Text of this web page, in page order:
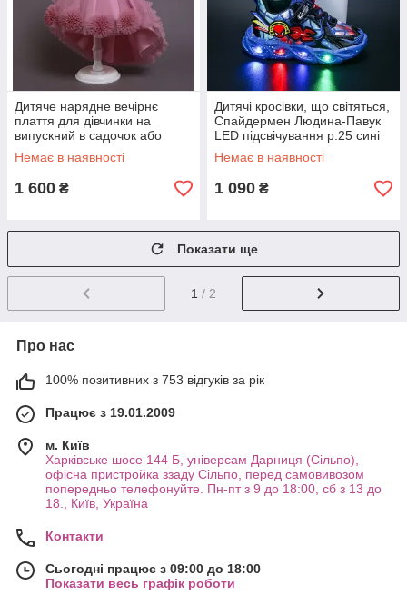
Дитяче нарядне вечірнє
плаття для дівчинки на
випускний в садочок або
школу на Happy Keni р.110
см лілове
Немає в наявності
1 600 ₴
Дитячі кросівки, що світяться,
Спайдермен Людина-Павук
LED підсвічування р.25 сині
Немає в наявності
1 090 ₴
Показати ще
1 / 2
Про нас
100% позитивних з 753 відгуків за рік
Працює з 19.01.2009
м. Київ
Харківське шосе 144 Б, універсам Дарниця (Сільпо),
офісна пристройка ззаду Сільпо, перед самовивозом
попередньо телефонуйте. Пн-пт з 9 до 18:00, сб з 13 до
18., Київ, Україна
Контакти
Сьогодні працює з 09:00 до 18:00
Показати весь графік роботи